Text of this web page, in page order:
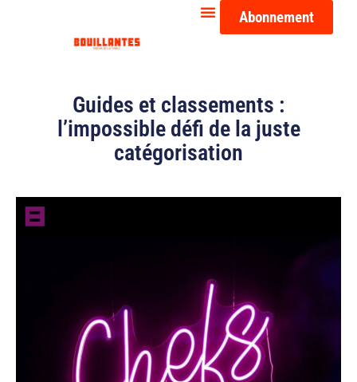
Abonnement
Guides et classements :
l’impossible défi de la juste
catégorisation